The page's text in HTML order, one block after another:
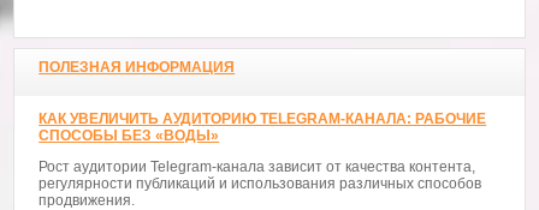
ПОЛЕЗНАЯ ИНФОРМАЦИЯ
КАК УВЕЛИЧИТЬ АУДИТОРИЮ TELEGRAM-КАНАЛА: РАБОЧИЕ
СПОСОБЫ БЕЗ «ВОДЫ»
Рост аудитории Telegram-канала зависит от качества контента,
регулярности публикаций и использования различных способов
продвижения.